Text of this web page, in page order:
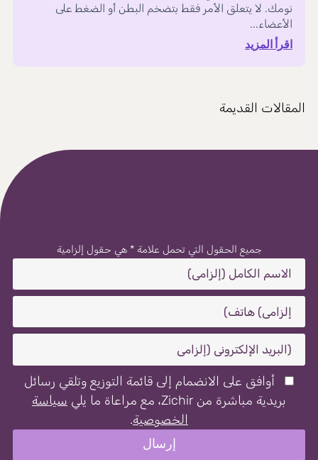
نومك. لا يتعلق الأمر فقط بتضخم البطن أو الضغط على
الأعضاء...
اقرأ المزيد
المقالات القديمة
جميع الحقول التي تحمل علامة * هي حقول إلزامية
أوافق على الانضمام إلى قائمة التوزيع وتلقي رسائل
بريدية مباشرة من Zichir، مع مراعاة ما يلي
سياسة
الخصوصية.